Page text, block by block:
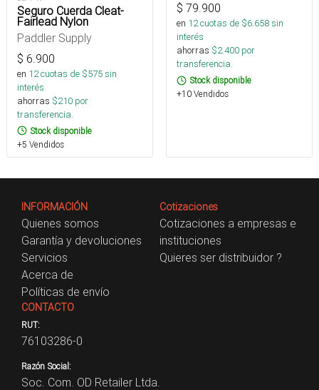
Seguro Cuerda Cleat-
Fairlead Nylon
Paddler Supply
$ 6.900
en 12cuotas de $575sin
interés
ahorras $210 por
transferencia.
Stock disponible
+5 Vendidos
$ 79.900
en 12cuotas de $6.658sin
interés
ahorras $2.400 por
transferencia.
Stock disponible
+10 Vendidos
INFORMACIÓN
Quienes somos
Garantía y devoluciones
Servicios
Acerca de
Políticas de envío
Cotizaciones
Cotizaciones a empresas e
instituciones
Quieres ser distribuidor ?
CONTACTO
RUT:
76103286-0
Razón Social:
Soc. Com. OD Retailer Ltda.